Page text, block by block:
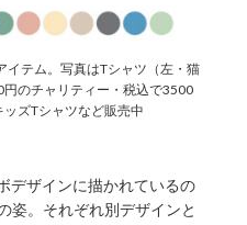
イテム。写真はTシャツ（左・猫
のチャリティー・税込で3500
ズTシャツなど販売中
デザインに描かれているの
姿。それぞれ別デザインと